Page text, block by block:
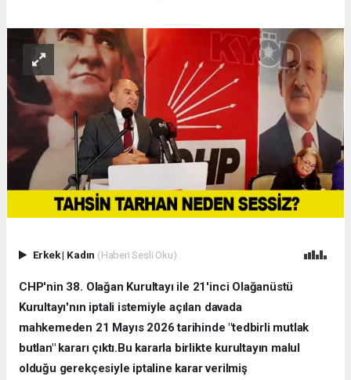
Erkek| Kadın (Haberi Sesli Oku)
CHP'nin 38. Olağan Kurultayı ile 21'inci Olağanüstü
Kurultayı'nın iptali istemiyle açılan davada
mahkemeden 21 Mayıs 2026 tarihinde "tedbirli mutlak
butlan" kararı çıktı.Bu kararla birlikte kurultayın malul
olduğu gerekçesiyle iptaline karar verilmiş